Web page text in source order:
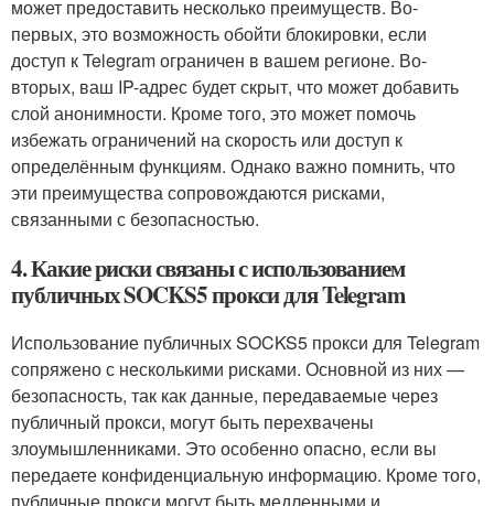
может предоставить несколько преимуществ. Во-
первых, это возможность обойти блокировки, если
доступ к Telegram ограничен в вашем регионе. Во-
вторых, ваш IP-адрес будет скрыт, что может добавить
слой анонимности. Кроме того, это может помочь
избежать ограничений на скорость или доступ к
определённым функциям. Однако важно помнить, что
эти преимущества сопровождаются рисками,
связанными с безопасностью.
4. Какие риски связаны с использованием
публичных SOCKS5 прокси для Telegram
Использование публичных SOCKS5 прокси для Telegram
сопряжено с несколькими рисками. Основной из них —
безопасность, так как данные, передаваемые через
публичный прокси, могут быть перехвачены
злоумышленниками. Это особенно опасно, если вы
передаете конфиденциальную информацию. Кроме того,